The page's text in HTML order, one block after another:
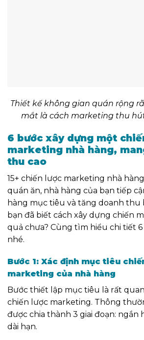
Thiết kế không gian quán rộng
mắt là cách marketing thu
6 bước xây dựng một
marketing nhà hàng,
thu cao
15+ chiến lược marketing nhà
quán ăn, nhà hàng của bạn tiếp
hàng mục tiêu và tăng doanh thu
bạn đã biết cách xây dựng chiến
quả chưa? Cùng tìm hiểu chi tiết
nhé.
Bước 1: Xác định mục tiêu
marketing của nhà hàng
Bước thiết lập mục tiêu là rất
chiến lược marketing. Thông
được chia thành 3 giai đoạn: ngắn
dài hạn.